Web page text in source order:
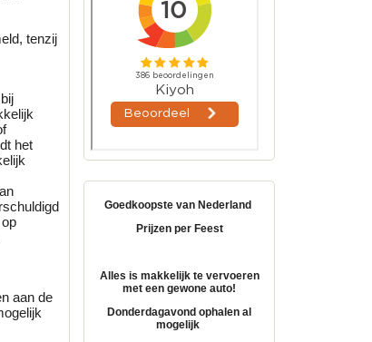
tenzij
het
aan de
Goedkoopste van Nederland
Prijzen per Feest
Alles is makkelijk te vervoeren
met een gewone auto!
Donderdagavond ophalen al
mogelijk